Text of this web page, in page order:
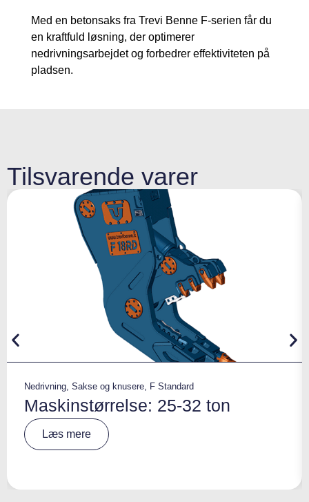
Med en betonsaks fra Trevi Benne F-serien får du
en kraftfuld løsning, der optimerer
nedrivningsarbejdet og forbedrer effektiviteten på
pladsen.
Tilsvarende varer
Nedrivning, Sakse og knusere, F Standard
Maskinstørrelse: 25-32 ton
Læs mere